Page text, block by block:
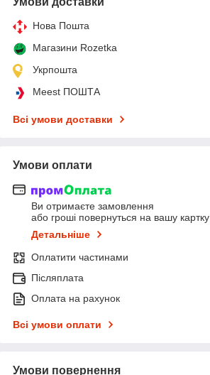
Нова Пошта
Магазини Rozetka
Укрпошта
Meest ПОШТА
Всі умови доставки
Умови оплати
Ви отримаєте замовлення
або гроші повернуться на вашу картку
Детальніше
Оплатити частинами
Післяплата
Оплата на рахунок
Всі умови оплати
Умови повернення